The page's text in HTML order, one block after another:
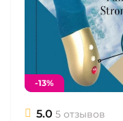
-13%
5.0 5 отзывов